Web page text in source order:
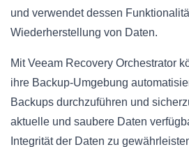
und verwendet dessen
Wiederherstellung von Daten.
Mit Veeam Recovery Orchestrator
ihre Backup-Umgebung
Backups durchzuführen und
aktuelle und saubere Daten
Integrität der Daten zu